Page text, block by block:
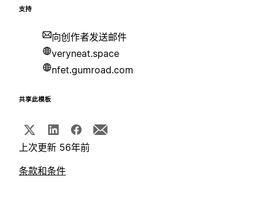
支持
向创作者发送邮件
veryneat.space
nfet.gumroad.com
共享此模板
上次更新 56年前
条款和条件